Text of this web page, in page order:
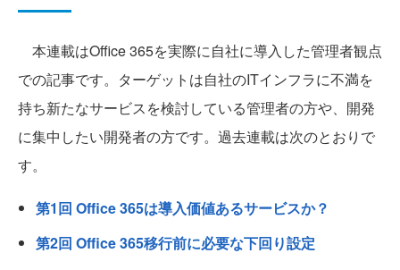
本連載はOffice 365を実際に自社に導入した管理者観点
での記事です。ターゲットは自社のITインフラに不満を
持ち新たなサービスを検討している管理者の方や、開発
に集中したい開発者の方です。過去連載は次のとおりで
す。
第1回 Office 365は導入価値あるサービスか？
第2回 Office 365移行前に必要な下回り設定